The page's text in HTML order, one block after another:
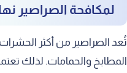
لمكافحة الصراصير
تُعد الصراصير من أكثر
المطابخ والحمامات. لذلك